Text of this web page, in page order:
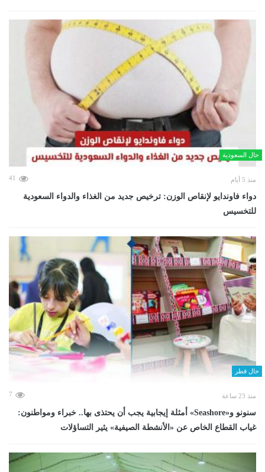
حال السعودية
منذ 5 أيام 41
دواء فاوندايو لإنقاص الوزن: ترخيص جديد من الغذاء والدواء السعودية
للتخسيس
حال قطر
منذ 23 ساعة 7
سنونو و«Seashore» أمثلة إيجابية يجب أن يحتذى بها.. خبراء ومواطنون:
غياب القطاع الخاص عن «الأنشطة الصيفية» يثير التساؤلات